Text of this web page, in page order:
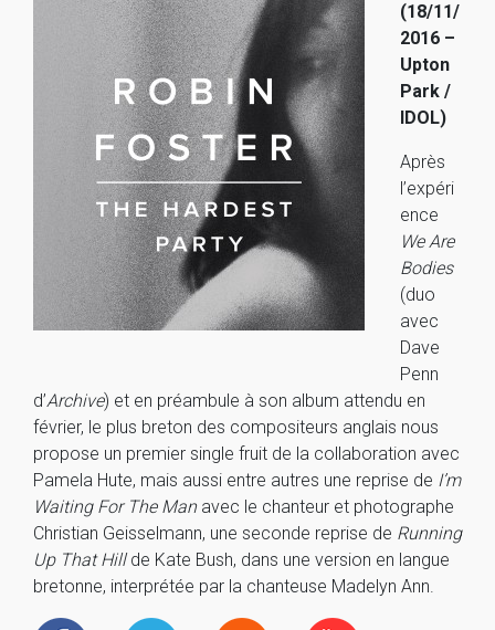
(18/11/
2016 –
Upton
Park /
IDOL)
Après
l’expéri
ence
We Are
Bodies
(duo
avec
Dave
Penn
d’Archive) et en préambule à son album attendu en
février, le plus breton des compositeurs anglais nous
propose un premier single fruit de la collaboration avec
Pamela Hute, mais aussi entre autres une reprise de I’m
Waiting For The Manavec le chanteur et photographe
Christian Geisselmann, une seconde reprise de Running
Up That Hillde Kate Bush, dans une version en langue
bretonne, interprétée par la chanteuse Madelyn Ann.